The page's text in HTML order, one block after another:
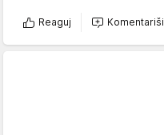
Reaguj Komentariši